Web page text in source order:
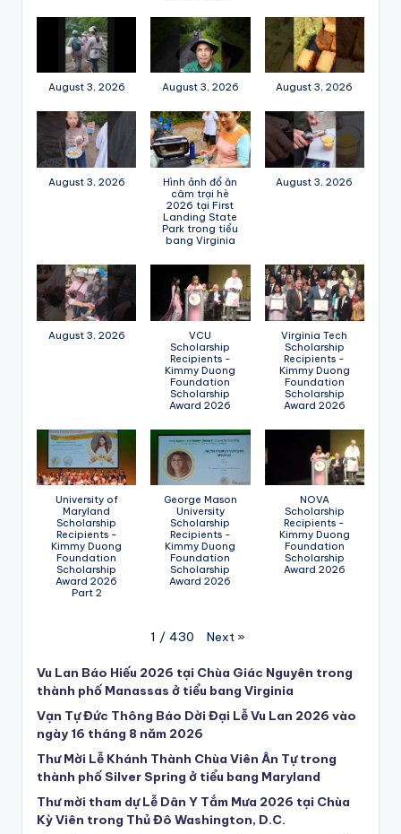
August 3, 2026 August 3, 2026 August 3, 2026
August 3, 2026
Hình ảnh đổ ăn
câm trại hè
2026 tại First
Landing State
Park trong tiểu
bang Virginia
August 3, 2026
August 3, 2026
VCU
Scholarship
Recipients -
Kimmy Duong
Foundation
Scholarship
Award 2026
Virginia Tech
Scholarship
Recipients -
Kimmy Duong
Foundation
Scholarship
Award 2026
University of
Maryland
Scholarship
Recipients -
Kimmy Duong
Foundation
Scholarship
Award 2026
Part 2
George Mason
University
Scholarship
Recipients -
Kimmy Duong
Foundation
Scholarship
Award 2026
NOVA
Scholarship
Recipients -
Kimmy Duong
Foundation
Scholarship
Award 2026
1 / 430 Next »
Vu Lan Báo Hiếu 2026 tại Chùa Giác Nguyên trong
thành phố Manassas ở tiểu bang Virginia
Vạn Tự Đức Thông Báo Dời Đại Lễ Vu Lan 2026 vào
ngày 16 tháng 8 năm 2026
Thư Mời Lễ Khánh Thành Chùa Viên Ân Tự trong
thành phố Silver Spring ở tiểu bang Maryland
Thư mời tham dự Lễ Dân Y Tắm Mưa 2026 tại Chùa
Kỳ Viên trong Thủ Đô Washington, D.C.